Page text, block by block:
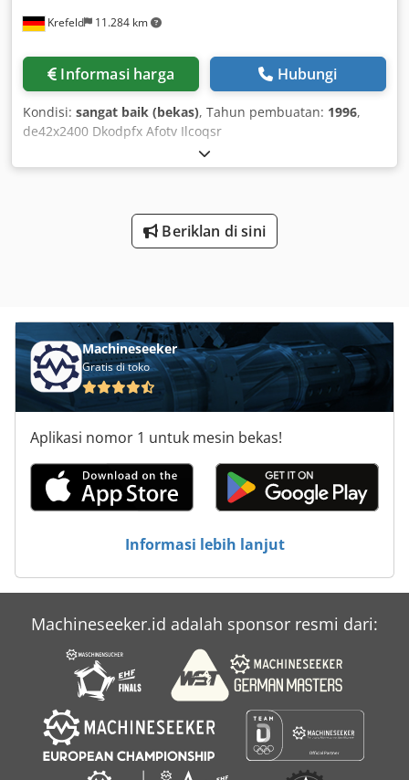
Krefeld 11.284 km
Informasi harga Hubungi
Kondisi: sangat baik (bekas), Tahun pembuatan: 1996,
de42x2400 Dkodpfx Afotv Ilcoqsr
Beriklan di sini
Machineseeker
Gratis di toko
Aplikasi nomor 1 untuk mesin bekas!
Informasi lebih lanjut
Machineseeker.id adalah sponsor resmi dari: